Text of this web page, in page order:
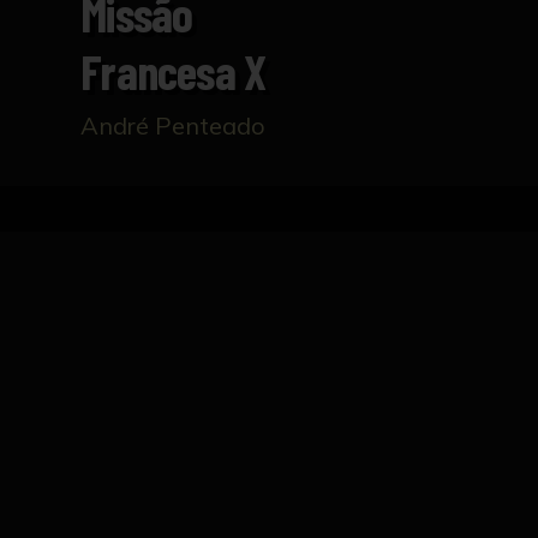
Missão
Francesa X
André Penteado